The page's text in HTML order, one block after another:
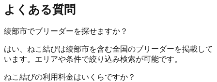
よくある質問
綾部市でブリーダーを探せますか？
はい、ねこ結びは綾部市を含む全国のブリーダーを掲載して
います。エリアや条件で絞り込み検索が可能です。
ねこ結びの利用料金はいくらですか？